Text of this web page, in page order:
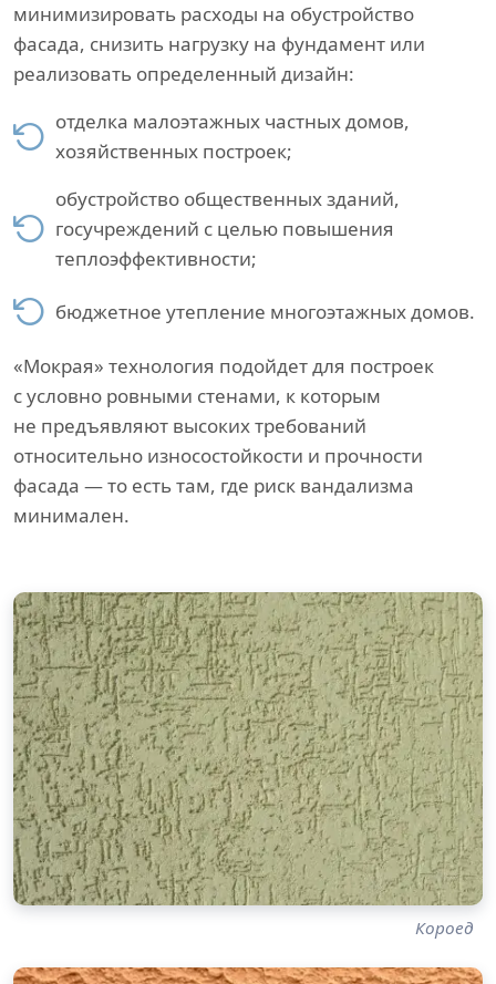
минимизировать расходы на обустройство
фасада, снизить нагрузку на фундамент или
реализовать определенный дизайн:
отделка малоэтажных частных домов,
хозяйственных построек;
обустройство общественных зданий,
госучреждений с целью повышения
теплоэффективности;
бюджетное утепление многоэтажных домов.
«Мокрая» технология подойдет для построек
с условно ровными стенами, к которым
не предъявляют высоких требований
относительно износостойкости и прочности
фасада — то есть там, где риск вандализма
минимален.
Короед